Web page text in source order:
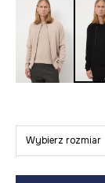
Wybierz rozmiar